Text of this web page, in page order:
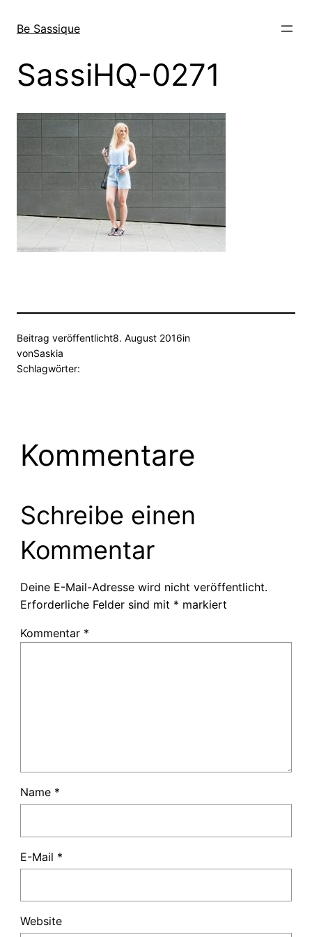
zum
wechseln
Be Sassique
SassiHQ-0271
Beitrag veröffentlicht8. August 2016in
vonSaskia
Schlagwörter:
Kommentare
Schreibe einen
Kommentar
Deine E-Mail-Adresse wird nicht veröffentlicht.
Erforderliche Felder sind mit * markiert
Kommentar *
Name *
E-Mail *
Website